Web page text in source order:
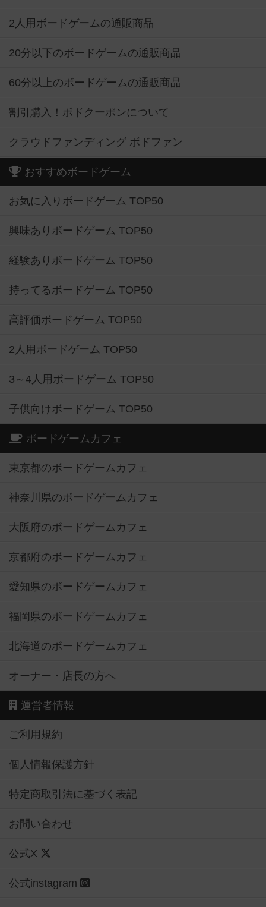
2人用ボードゲームの通販商品
20分以下のボードゲームの通販商品
60分以上のボードゲームの通販商品
割引購入！ボドクーポンについて
クラウドファンディング ボドファン
おすすめボードゲーム
お気に入りボードゲーム TOP50
興味ありボードゲーム TOP50
経験ありボードゲーム TOP50
持ってるボードゲーム TOP50
高評価ボードゲーム TOP50
2人用ボードゲーム TOP50
3～4人用ボードゲーム TOP50
子供向けボードゲーム TOP50
ボードゲームカフェ
東京都のボードゲームカフェ
神奈川県のボードゲームカフェ
大阪府のボードゲームカフェ
京都府のボードゲームカフェ
愛知県のボードゲームカフェ
福岡県のボードゲームカフェ
北海道のボードゲームカフェ
オーナー・店長の方へ
運営者情報
ご利用規約
個人情報保護方針
特定商取引法に基づく表記
お問い合わせ
公式X
公式instagram